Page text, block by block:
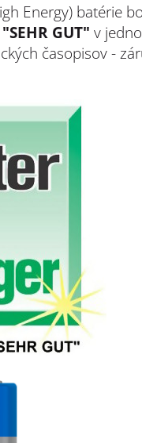
Energy) batérie
GUT" v
časopisov -